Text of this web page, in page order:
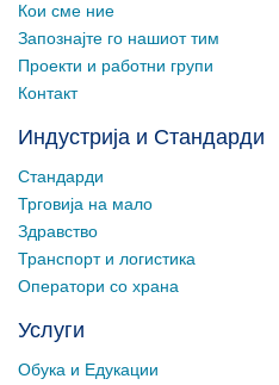
Кои сме ние
Запознајте го нашиот тим
Проекти и работни групи
Контакт
Индустрија и Стандарди
Стандарди
Трговија на мало
Здравство
Транспорт и логистика
Оператори со храна
Услуги
Обука и Едукации